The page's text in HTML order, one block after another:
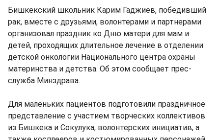
Бишкекский школьник Карим Гаджиев, победивший
рак, вместе с друзьями, волонтерами и партнерами
организовал праздник ко Дню матери для мам и
детей, проходящих длительное лечение в отделении
детской онкологии Национального центра охраны
материнства и детства. Об этом сообщает прес-
служба Минздрава.
Для маленьких пациентов подготовили праздничное
представление с участием творческих коллективов
из Бишкека и Сокулука, волонтерских инициатив, а